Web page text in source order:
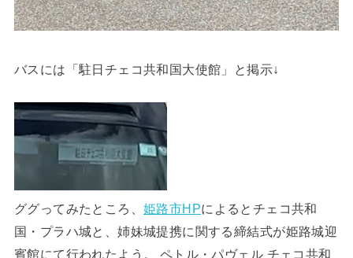
バスには「駐日チェコ共和国大使館」と掲示↓
ググってみたところ、姫路市HPによるとチェコ共和
国・プラハ城と、姉妹城提携に関する締結式が姫路城迎
賓館にて行われたよう。 ペトル・パヴェル チェコ共和